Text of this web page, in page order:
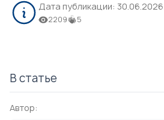
Дата публикации: 30.06.2026
2209 5
В статье
Автор: